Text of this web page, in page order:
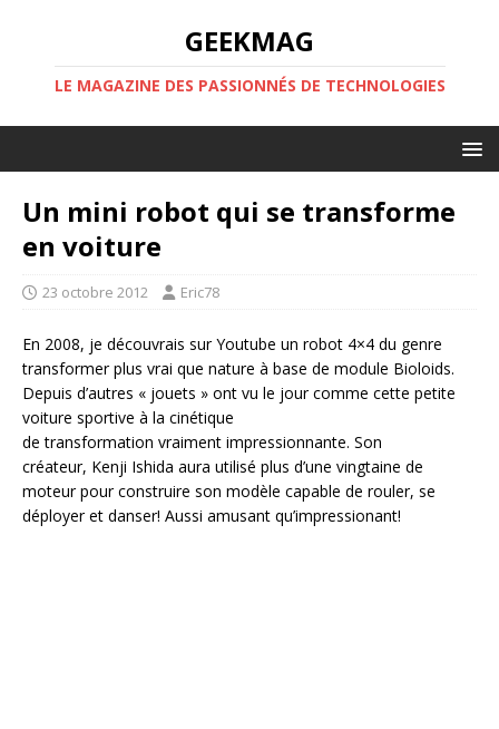
GEEKMAG
LE MAGAZINE DES PASSIONNÉS DE TECHNOLOGIES
Un mini robot qui se transforme
en voiture
23 octobre 2012 Eric78
En 2008, je découvrais sur Youtube un robot 4×4 du genre
transformer plus vrai que nature à base de module Bioloids.
Depuis d’autres « jouets » ont vu le jour comme cette petite
voiture sportive à la cinétique
de transformation vraiment impressionnante. Son
créateur, Kenji Ishida aura utilisé plus d’une vingtaine de
moteur pour construire son modèle capable de rouler, se
déployer et danser! Aussi amusant qu’impressionant!